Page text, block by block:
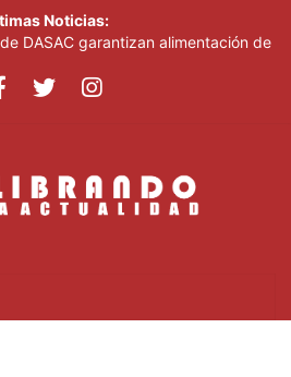
Noticias:
DASAC garantizan alimentación de
Santo Domingo 2026
nuevo paquete de sanciones a
y mantendrá la suspensión
plata en el torneo de pesas de los